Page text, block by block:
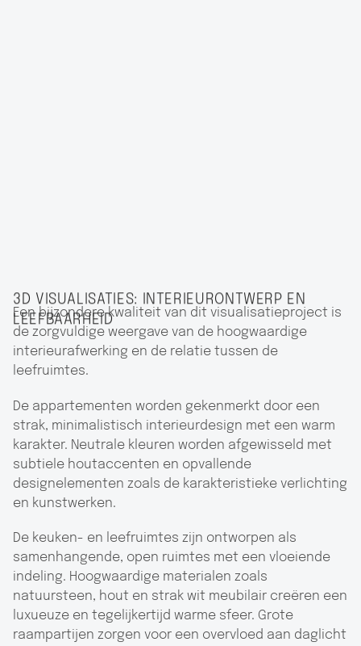
3D VISUALISATIES: INTERIEURONTWERP EN
LEEFBAARHEID
Een bijzondere kwaliteit van dit visualisatieproject is
de zorgvuldige weergave van de hoogwaardige
interieurafwerking en de relatie tussen de
leefruimtes.
De appartementen worden gekenmerkt door een
strak, minimalistisch interieurdesign met een warm
karakter. Neutrale kleuren worden afgewisseld met
subtiele houtaccenten en opvallende
designelementen zoals de karakteristieke verlichting
en kunstwerken.
De keuken- en leefruimtes zijn ontworpen als
samenhangende, open ruimtes met een vloeiende
indeling. Hoogwaardige materialen zoals
natuursteen, hout en strak wit meubilair creëren een
luxueuze en tegelijkertijd warme sfeer. Grote
raampartijen zorgen voor een overvloed aan daglicht